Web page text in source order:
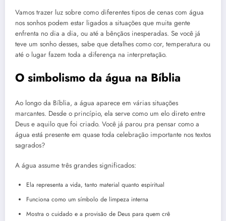
Vamos trazer luz sobre como diferentes tipos de cenas com água
nos sonhos podem estar ligados a situações que muita gente
enfrenta no dia a dia, ou até a bênçãos inesperadas. Se você já
teve um sonho desses, sabe que detalhes como cor, temperatura ou
até o lugar fazem toda a diferença na interpretação.
O simbolismo da água na Bíblia
Ao longo da Bíblia, a água aparece em várias situações
marcantes. Desde o princípio, ela serve como um elo direto entre
Deus e aquilo que foi criado. Você já parou pra pensar como a
água está presente em quase toda celebração importante nos textos
sagrados?
A água assume três grandes significados:
Ela representa a vida, tanto material quanto espiritual
Funciona como um símbolo de limpeza interna
Mostra o cuidado e a provisão de Deus para quem crê